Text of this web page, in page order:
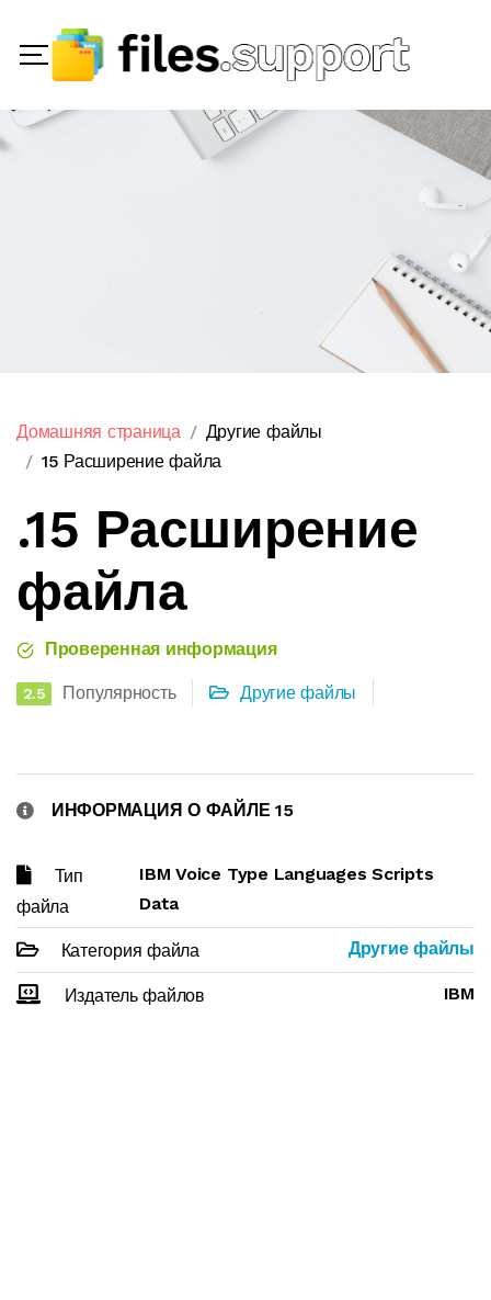
Домашняя страница
Другие файлы
15 Расширение файла
.15 Расширение
файла
Проверенная информация
2.5 Популярность Другие файлы
ИНФОРМАЦИЯ О ФАЙЛЕ 15
Тип
файла
IBM Voice Type Languages Scripts
Data
Категория файла Другие файлы
Издатель файлов IBM